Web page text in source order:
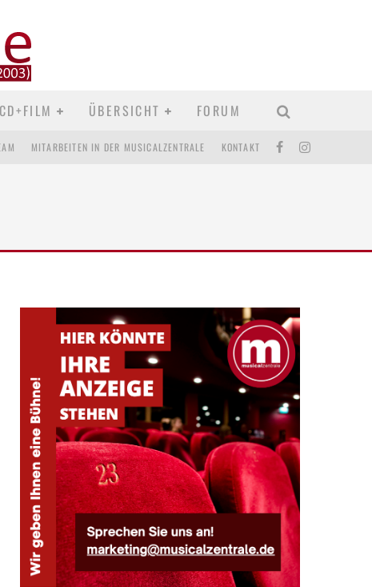
CD+FILM ÜBERSICHT FORUM
MITARBEITEN IN DER MUSICALZENTRALE KONTAKT